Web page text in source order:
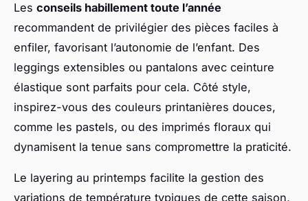
Les conseils habillement toute l’année
recommandent de privilégier des pièces faciles à
enfiler, favorisant l’autonomie de l’enfant. Des
leggings extensibles ou pantalons avec ceinture
élastique sont parfaits pour cela. Côté style,
inspirez-vous des couleurs printanières douces,
comme les pastels, ou des imprimés floraux qui
dynamisent la tenue sans compromettre la praticité.
Le layering au printemps facilite la gestion des
variations de température typiques de cette saison,